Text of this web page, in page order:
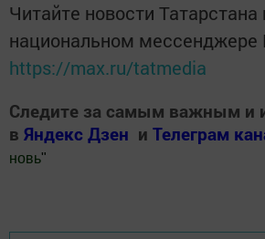
Читайте новости Татарстана
национальном мессенджере
https://max.ru/tatmedia
Следите за самым важным и
в Яндекс Дзен и Телеграм
новь"